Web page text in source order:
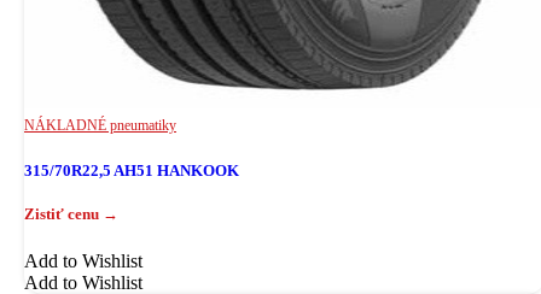
NÁKLADNÉ pneumatiky
315/70R22,5 AH51 HANKOOK
Add to Wishlist
Add to Wishlist